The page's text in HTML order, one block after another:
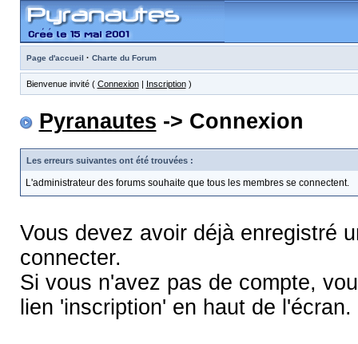
Page d'accueil · Charte du Forum
Bienvenue invité ( Connexion| Inscription)
Pyranautes -> Connexion
Les erreurs suivantes ont été trouvées :
L'administrateur des forums souhaite que tous les membres se connectent.
Vous devez avoir déjà enregistré
connecter.
Si vous n'avez pas de compte,
lien 'inscription' en haut de l'écran.